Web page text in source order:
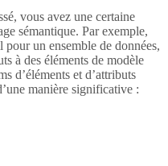
vous avez une certaine
sémantique. Par exemple,
un ensemble de données,
à des éléments de modèle
d’éléments et d’attributs
manière significative :